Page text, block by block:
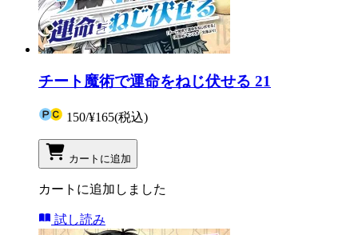
チート魔術で運命をねじ伏せる 21
150/¥165(税込)
カートに追加
カートに追加しました
試し読み